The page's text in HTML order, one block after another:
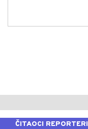
ČITAOCI REPORTERI